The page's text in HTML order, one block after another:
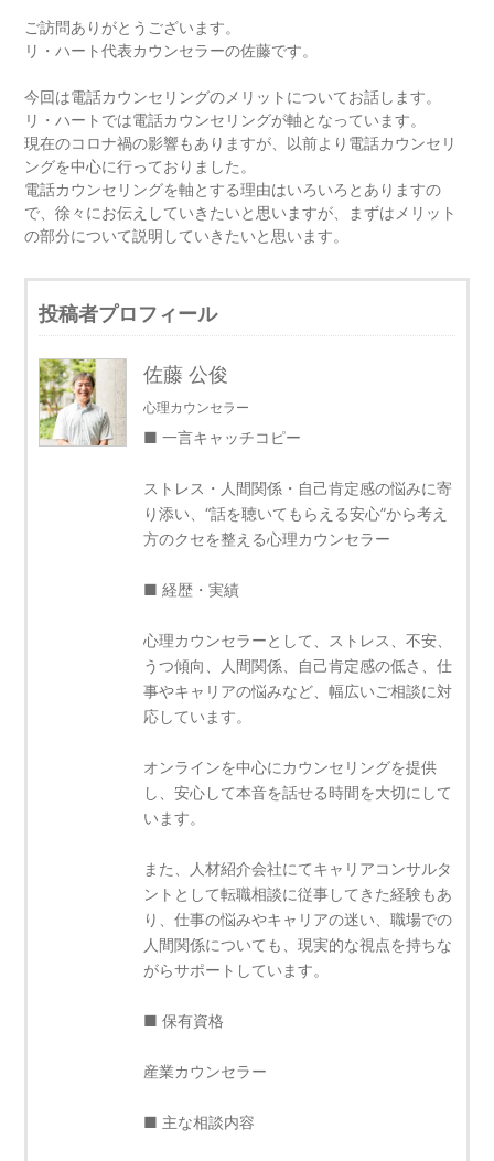
ご訪問ありがとうございます。
リ・ハート代表カウンセラーの佐藤です。
今回は電話カウンセリングのメリットについてお話します。
リ・ハートでは電話カウンセリングが軸となっています。
現在のコロナ禍の影響もありますが、以前より電話カウンセリ
ングを中心に行っておりました。
電話カウンセリングを軸とする理由はいろいろとありますの
で、徐々にお伝えしていきたいと思いますが、まずはメリット
の部分について説明していきたいと思います。
投稿者プロフィール
佐藤 公俊
心理カウンセラー
■ 一言キャッチコピー
ストレス・人間関係・自己肯定感の悩みに寄
り添い、“話を聴いてもらえる安心”から考え
方のクセを整える心理カウンセラー
■ 経歴・実績
心理カウンセラーとして、ストレス、不安、
うつ傾向、人間関係、自己肯定感の低さ、仕
事やキャリアの悩みなど、幅広いご相談に対
応しています。
オンラインを中心にカウンセリングを提供
し、安心して本音を話せる時間を大切にして
います。
また、人材紹介会社にてキャリアコンサルタ
ントとして転職相談に従事してきた経験もあ
り、仕事の悩みやキャリアの迷い、職場での
人間関係についても、現実的な視点を持ちな
がらサポートしています。
■ 保有資格
産業カウンセラー
■ 主な相談内容